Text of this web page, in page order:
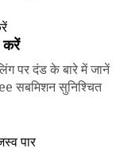
करें
पर दंड के बारे में जानें
सबमिशन सुनिश्चित